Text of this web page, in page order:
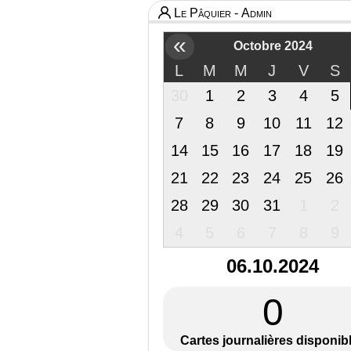
Le Pâquier - Admin
« Octobre 2024
L M M J V
S
1 2 3 4
5
7
8 9 10 11
12
14
15 16 17 18
19
21
22 23 24 25
26
28
29 30 31
06.10.2024
0
Cartes journalières